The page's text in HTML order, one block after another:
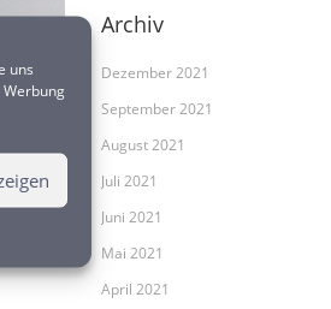
uns
mit
Archiv
Dezember 2021
September 2021
August 2021
Juli 2021
Juni 2021
Mai 2021
April 2021